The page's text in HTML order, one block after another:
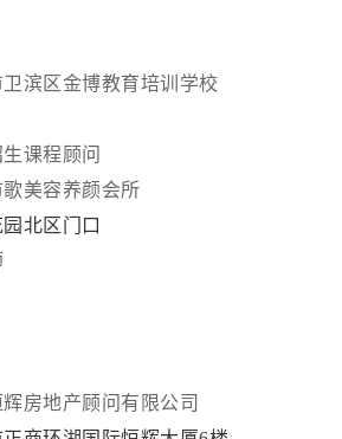
滨区金博教育培训学校
课程顾问
美容养颜会所
北区门口
房地产顾问有限公司